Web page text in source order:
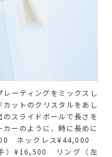
ーティングをミックスし
ットのクリスタルをあし
スライドボールで長さを
ーのように、時に長めに
ネックレス¥44,000
）¥16,500 リング（左